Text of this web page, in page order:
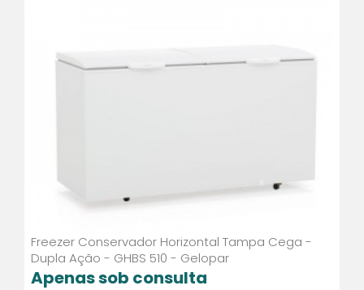
Freezer Conservador Horizontal Tampa Cega -
Dupla Ação - GHBS 510 - Gelopar
Apenas sob consulta